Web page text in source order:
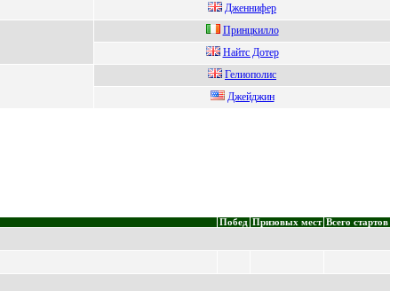
Дженнифер
Пpинцкилло
Hайтc Дотер
Гелиoпoлиc
Джейджин
Побед Призовых мест Всего стартов